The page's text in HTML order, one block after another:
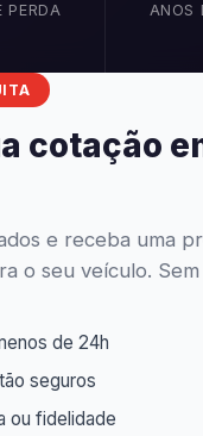
PERDA
ANOS
cotação
e receba uma
o seu veículo.
de 24h
seguros
ou fidelidade